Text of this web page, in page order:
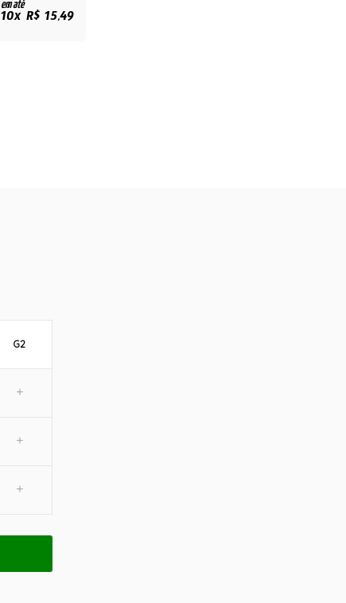
em até
10x R$ 15,49
G2